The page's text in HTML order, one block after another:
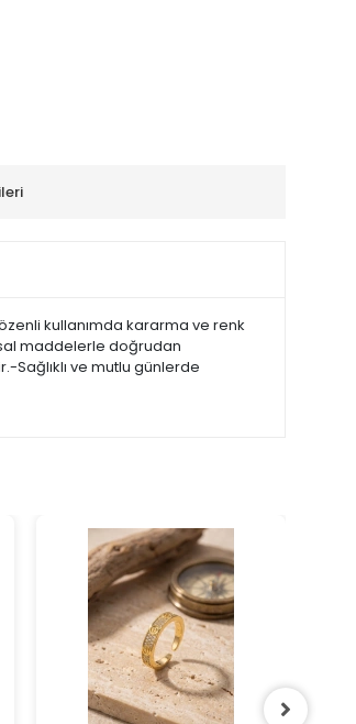
kullanımda kararma ve renk
maddelerle doğrudan
Sağlıklı ve mutlu günlerde